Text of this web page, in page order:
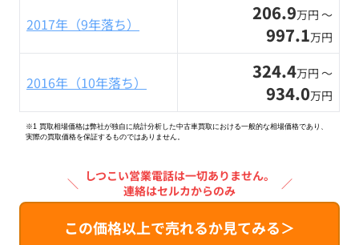
2017年（9年落ち） 206.9万円 〜
997.1万円
2016年（10年落ち） 324.4万円 〜
934.0万円
※1 買取相場価格は弊社が独自に統計分析した中古車買取における一般的な相場価格であり、
実際の買取価格を保証するものではありません。
＼ しつこい営業電話は一切ありません。
連絡はセルカからのみ
／
この価格以上で売れるか見てみる＞